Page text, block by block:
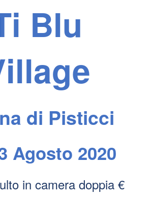
Blu
di Pisticci
Agosto 2020
in camera doppia €